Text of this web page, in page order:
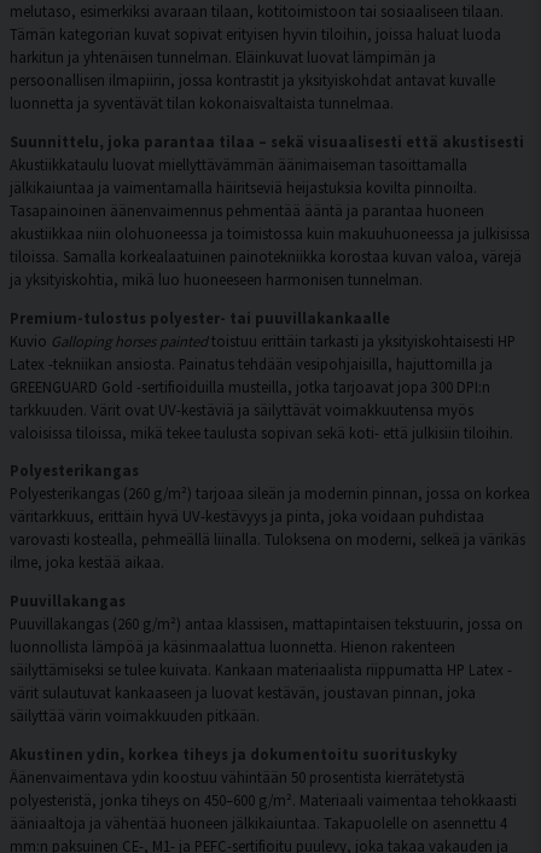
melutaso, esimerkiksi avaraan tilaan, kotitoimistoon tai sosiaaliseen tilaan.
Tämän kategorian kuvat sopivat erityisen hyvin tiloihin, joissa haluat luoda
harkitun ja yhtenäisen tunnelman. Eläinkuvat luovat lämpimän ja
persoonallisen ilmapiirin, jossa kontrastit ja yksityiskohdat antavat kuvalle
luonnetta ja syventävät tilan kokonaisvaltaista tunnelmaa.
Suunnittelu, joka parantaa tilaa – sekä visuaalisesti että akustisesti
Akustiikkataulu luovat miellyttävämmän äänimaiseman tasoittamalla
jälkikaiuntaa ja vaimentamalla häiritseviä heijastuksia kovilta pinnoilta.
Tasapainoinen äänenvaimennus pehmentää ääntä ja parantaa huoneen
akustiikkaa niin olohuoneessa ja toimistossa kuin makuuhuoneessa ja julkisissa
tiloissa. Samalla korkealaatuinen painotekniikka korostaa kuvan valoa, värejä
ja yksityiskohtia, mikä luo huoneeseen harmonisen tunnelman.
Premium-tulostus polyester- tai puuvillakankaalle
Kuvio Galloping horses paintedtoistuu erittäin tarkasti ja yksityiskohtaisesti HP
Latex -tekniikan ansiosta. Painatus tehdään vesipohjaisilla, hajuttomilla ja
GREENGUARD Gold -sertifioiduilla musteilla, jotka tarjoavat jopa 300 DPI:n
tarkkuuden. Värit ovat UV-kestäviä ja säilyttävät voimakkuutensa myös
valoisissa tiloissa, mikä tekee taulusta sopivan sekä koti- että julkisiin tiloihin.
Polyesterikangas
Polyesterikangas (260 g/m²) tarjoaa sileän ja modernin pinnan, jossa on korkea
väritarkkuus, erittäin hyvä UV-kestävyys ja pinta, joka voidaan puhdistaa
varovasti kostealla, pehmeällä liinalla. Tuloksena on moderni, selkeä ja värikäs
ilme, joka kestää aikaa.
Puuvillakangas
Puuvillakangas (260 g/m²) antaa klassisen, mattapintaisen tekstuurin, jossa on
luonnollista lämpöä ja käsinmaalattua luonnetta. Hienon rakenteen
säilyttämiseksi se tulee kuivata. Kankaan materiaalista riippumatta HP Latex -
värit sulautuvat kankaaseen ja luovat kestävän, joustavan pinnan, joka
säilyttää värin voimakkuuden pitkään.
Akustinen ydin, korkea tiheys ja dokumentoitu suorituskyky
Äänenvaimentava ydin koostuu vähintään 50 prosentista kierrätetystä
polyesteristä, jonka tiheys on 450–600 g/m². Materiaali vaimentaa tehokkaasti
ääniaaltoja ja vähentää huoneen jälkikaiuntaa. Takapuolelle on asennettu 4
mm:n paksuinen CE-, M1- ja PEFC-sertifioitu puulevy, joka takaa vakauden ja